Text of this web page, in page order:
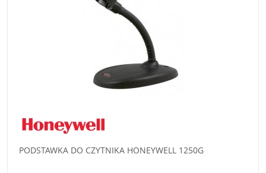
PODSTAWKA DO CZYTNIKA HONEYWELL 1250G